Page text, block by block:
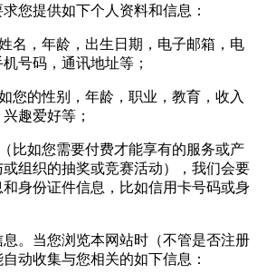
您提供如下个人资料和信息：
，年龄，出生日期，电子邮箱，电
号码，通讯地址等；
的性别，年龄，职业，教育，收入
趣爱好等；
如您需要付费才能享有的服务或产
组织的抽奖或竞赛活动），我们会要
身份证件信息，比如信用卡号码或身
当您浏览本网站时（不管是否注册
动收集与您相关的如下信息：